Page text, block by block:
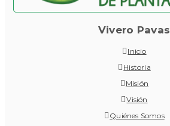
Vivero Pavas
Inicio
Historia
Misión
Visión
Quiénes Somos